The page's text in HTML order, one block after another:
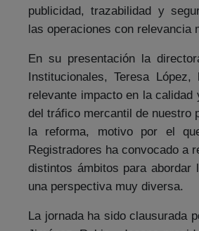
publicidad, trazabilidad y
las operaciones con relevancia
En su presentación la
Institucionales, Teresa
relevante impacto en la calidad
del tráfico mercantil de nuestro
la reforma, motivo por el
Registradores ha convocado a
distintos ámbitos para abordar
una perspectiva muy diversa.
La jornada ha sido clausurada